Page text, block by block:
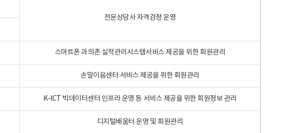
전문상담사 자격검정 운영
스마트폰 과의존 실적관리시스템서비스 제공을 위한 회원관리
손말이음센터 서비스 제공을 위한 회원관리
K-ICT 빅데이터센터 인프라 운영 등 서비스 제공을 위한 회원정보 관리
디지털배움터 운영 및 회원관리